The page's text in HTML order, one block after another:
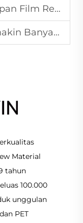
PET agar Tetap Stabil
Beralih ke Percetakan DTF
Material
tahun
100.000
unggulan
PET